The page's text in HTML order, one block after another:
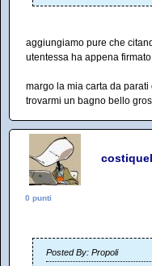
aggiungiamo pure che
utentessa ha appena
margo la mia carta da
trovarmi un bagno bello
0 punti
Posted By: Propoli